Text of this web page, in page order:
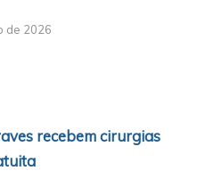
de 2026
recebem cirurgias